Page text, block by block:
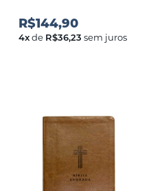
R$144,90
4xde R$36,23 sem juros